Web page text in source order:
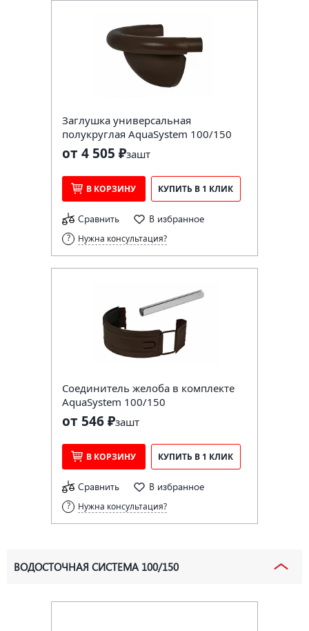
Заглушка универсальная
полукруглая AquaSystem 100/150
от 4 505 ₽зашт
В КОРЗИНУ КУПИТЬ В 1 КЛИК
Сравнить В избранное
Нужна консультация?
Соединитель желоба в комплекте
AquaSystem 100/150
от 546 ₽зашт
В КОРЗИНУ КУПИТЬ В 1 КЛИК
Сравнить В избранное
Нужна консультация?
ВОДОСТОЧНАЯ СИСТЕМА 100/150